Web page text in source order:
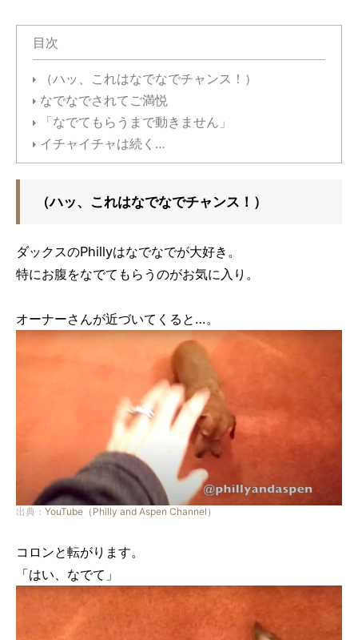
目次
（ハッ、これはなでなでチャンス！）
なでなでされてご満悦
「なでてもらうまで動きません」
イチャイチャは続く…
（ハッ、これはなでなでチャンス！）
ダックスのPhillyはなでなでが大好き。
特にお腹をなでてもらうのがお気に入り。
オーナーさんが近づいてくると…。
出典： YouTube（Philly and Aspen Channel）
コロンと転がります。
「はい、なでて」